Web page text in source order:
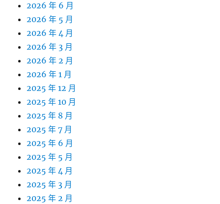
2026 年 6 月
2026 年 5 月
2026 年 4 月
2026 年 3 月
2026 年 2 月
2026 年 1 月
2025 年 12 月
2025 年 10 月
2025 年 8 月
2025 年 7 月
2025 年 6 月
2025 年 5 月
2025 年 4 月
2025 年 3 月
2025 年 2 月